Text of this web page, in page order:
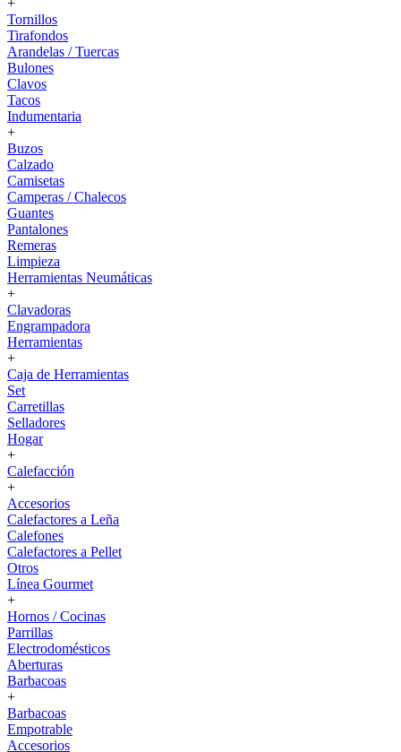
+
Tornillos
Tirafondos
Arandelas / Tuercas
Bulones
Clavos
Tacos
Indumentaria
+
Buzos
Calzado
Camisetas
Camperas / Chalecos
Guantes
Pantalones
Remeras
Limpieza
Herramientas Neumáticas
+
Clavadoras
Engrampadora
Herramientas
+
Caja de Herramientas
Set
Carretillas
Selladores
Hogar
+
Calefacción
+
Accesorios
Calefactores a Leña
Calefones
Calefactores a Pellet
Otros
Línea Gourmet
+
Hornos / Cocinas
Parrillas
Electrodomésticos
Aberturas
Barbacoas
+
Barbacoas
Empotrable
Accesorios